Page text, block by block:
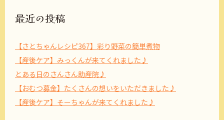
最近の投稿
【さとちゃんレシピ367】彩り野菜の簡単煮物
【産後ケア】みっくんが来てくれました♪
とある日のさんさん助産院♪
【おむつ募金】たくさんの想いをいただきました♪
【産後ケア】そーちゃんが来てくれました♪